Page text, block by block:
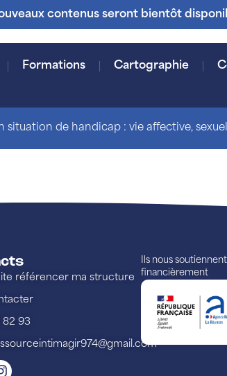
contenus seront bientôt
Formations Cartographie
situation de handicap : vie affective,
référencer ma structure
82 93
Ils nous soutiennent
financièrement